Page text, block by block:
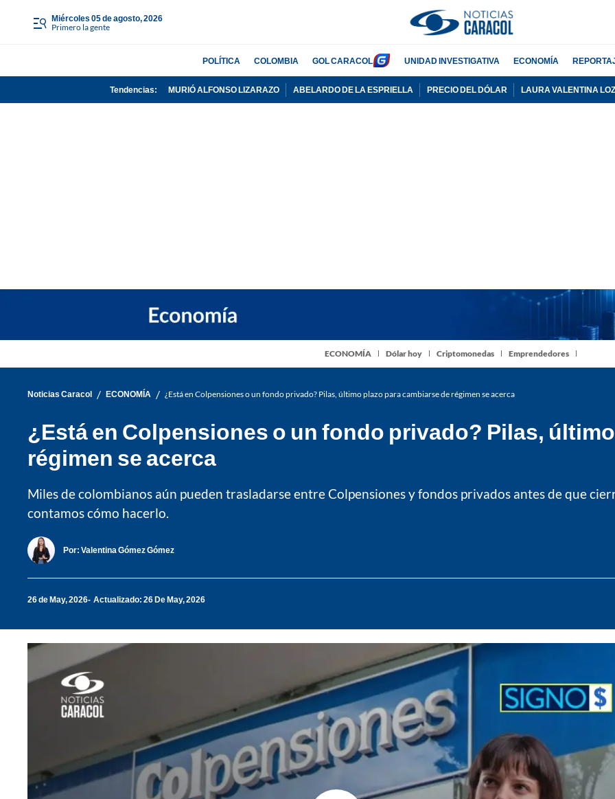
miércoles 05 de agosto, 2026
Primero la gente
POLÍTICA COLOMBIA GOL CARACOL UNIDAD INVESTIGATIVA ECONOMÍA
Tendencias: MURIÓ ALFONSO LIZARAZO ABELARDO DE LA ESPRIELLA PRECIO DEL DÓLAR LAURA VALENTINA
ECONOMÍA Dólar hoy Criptomonedas Emprendedores
Noticias Caracol / ECONOMÍA / ¿Está en Colpensiones o un fondo privado? Pilas, último plazo para cambiarse de régimen se acerca
¿Está en Colpensiones o un fondo privado? Pilas,
régimen se acerca
Miles de colombianos aún pueden trasladarse entre Colpensiones y fondos privados antes de que
contamos cómo hacerlo.
Por: Valentina Gómez Gómez
26 de May, 2026 Actualizado: 26 De May, 2026